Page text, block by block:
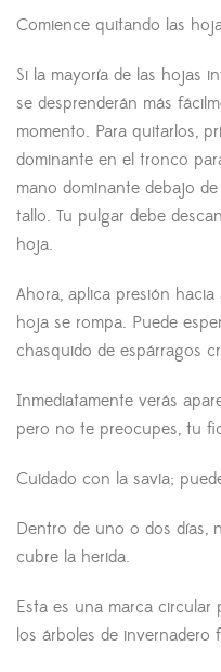
Comience quitando las
Si la mayoría de las hojas
se desprenderán más
momento. Para quitarlos,
dominante en el tronco
mano dominante debajo
tallo. Tu pulgar debe
hoja.
Ahora, aplica presión
hoja se rompa. Puede
chasquido de espárragos
Inmediatamente verás
pero no te preocupes, tu
Cuidado con la savia;
Dentro de uno o dos días,
cubre la herida.
Esta es una marca circular
los árboles de invernadero